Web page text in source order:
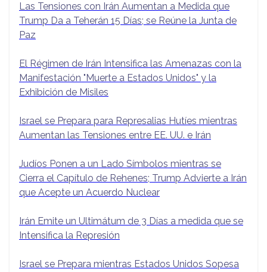
Las Tensiones con Irán Aumentan a Medida que
Trump Da a Teherán 15 Días; se Reúne la Junta de
Paz
El Régimen de Irán Intensifica las Amenazas con la
Manifestación "Muerte a Estados Unidos" y la
Exhibición de Misiles
Israel se Prepara para Represalias Hutíes mientras
Aumentan las Tensiones entre EE. UU. e Irán
Judíos Ponen a un Lado Símbolos mientras se
Cierra el Capítulo de Rehenes; Trump Advierte a Irán
que Acepte un Acuerdo Nuclear
Irán Emite un Ultimátum de 3 Días a medida que se
Intensifica la Represión
Israel se Prepara mientras Estados Unidos Sopesa